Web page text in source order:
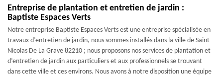
Entreprise de plantation et entretien de jardin :
Baptiste Espaces Verts
Notre entreprise Baptiste Espaces Verts est une entreprise spécialisée en
travaux d’entretien de jardin, nous sommes installés dans la ville de Saint
Nicolas De La Grave 82210 ; nous proposons nos services de plantation et
d’entretien de jardin aux particuliers et aux professionnels se trouvant
dans cette ville et ces environs. Nous avons à notre disposition une équipe